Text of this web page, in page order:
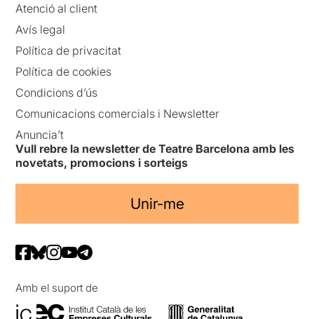
Atenció al client
Avís legal
Política de privacitat
Política de cookies
Condicions d’ús
Comunicacions comercials i Newsletter
Anuncia’t
Vull rebre la newsletter de Teatre Barcelona amb les
novetats, promocions i sorteigs
Unir-me
Amb el suport de